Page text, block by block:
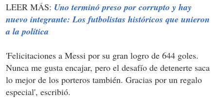
LEER MÁS: Uno terminó preso por corrupto y hay
nuevo integrante: Los futbolistas históricos que unieron
a la política
'Felicitaciones a Messi por su gran logro de 644 goles.
Nunca me gusta encajar, pero el desafío de detenerte saca
lo mejor de los porteros también. Gracias por un regalo
especial', escribió.